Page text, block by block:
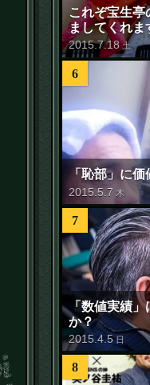
これぞ宝生
ましてくれま
2015.7.18 土
6
「恥部」に価
2015 .5 .7 木
7
「数値実績
か？
2015 .4.5 日
8